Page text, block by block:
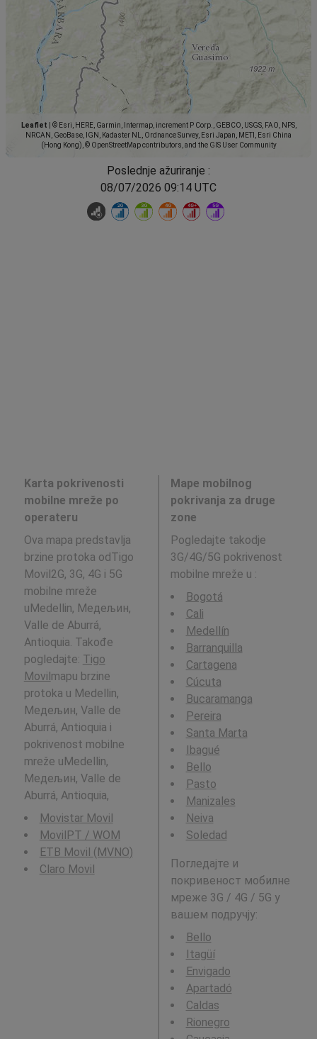
Leaflet
© Esri, HERE, Garmin, Intermap, increment P Corp., GEBCO, USGS, FAO, NPS,
NRCAN, GeoBase, IGN, Kadaster NL, Ordnance Survey, Esri Japan, METI, Esri China
(Hong Kong), © OpenStreetMap contributors, and the GIS User Community
Poslednje ažuriranje :
08/07/2026 09:14 UTC
Karta pokrivenosti
mobilne mreže po
operateru
Ova mapa predstavlja
brzine protoka odTigo
Movil2G, 3G, 4G i 5G
mobilne mreže
uMedellin, Медељин,
Valle de Aburrá,
Antioquia. Takođe
pogledajte: Tigo
Movilmapu brzine
protoka u Medellin,
Медељин, Valle de
Aburrá, Antioquia i
pokrivenost mobilne
mreže uMedellin,
Медељин, Valle de
Aburrá, Antioquia,
Movistar Movil
MovilPT / WOM
ETB Movil (MVNO)
Claro Movil
Mape mobilnog
pokrivanja za druge
zone
Pogledajte takodje
3G/4G/5G pokrivenost
mobilne mreže u :
Bogotá
Cali
Medellín
Barranquilla
Cartagena
Cúcuta
Bucaramanga
Pereira
Santa Marta
Ibagué
Bello
Pasto
Manizales
Neiva
Soledad
Погледајте и
покривеност мобилне
мреже 3G / 4G / 5G у
вашем подручју:
Bello
Itagüí
Envigado
Apartadó
Caldas
Rionegro